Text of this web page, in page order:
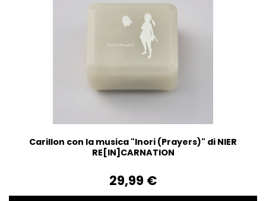
Carillon con la musica "Inori (Prayers)" di NIER
RE[IN]CARNATION
29,99‎ ‎€